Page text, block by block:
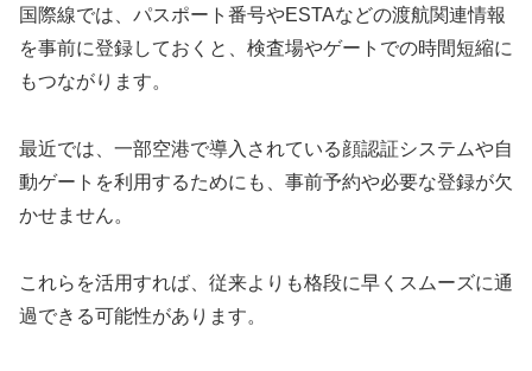
国際線では、パスポート番号やESTAなどの渡航関連情報
を事前に登録しておくと、検査場やゲートでの時間短縮に
もつながります。
最近では、一部空港で導入されている顔認証システムや自
動ゲートを利用するためにも、事前予約や必要な登録が欠
かせません。
これらを活用すれば、従来よりも格段に早くスムーズに通
過できる可能性があります。